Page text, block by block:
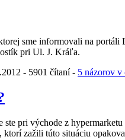
sme informovali na portáli
pri Ul. J. Kráľa.
- 5901 čítaní - 5 názorov v
ste pri východe z
zažili túto situáciu